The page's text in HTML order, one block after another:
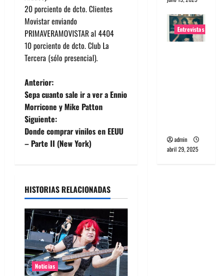
20 porciento de dcto. Clientes
Movistar enviando
PRIMAVERAMOVISTAR al 4404
10 porciento de dcto. Club La
Tercera (sólo presencial).
N
a
v
e
a
c
i
ó
n
Anterior:
Sepa cuanto sale ir a ver a Ennio
Morricone y Mike Patton
Siguiente:
Donde comprar vinilos en EEUU
– Parte II (New York)
HISTORIAS RELACIONADAS
Noticias
Entrevistas
admin
abril 29, 2025